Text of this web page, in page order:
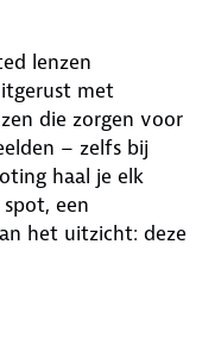
lenzen
met
die zorgen voor
– zelfs bij
haal je elk
een
het uitzicht: deze